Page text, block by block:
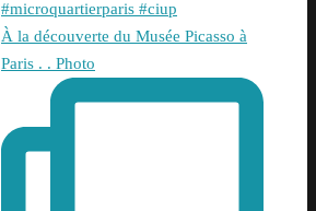
À la découverte du Musée Picasso à
Paris . . Photo